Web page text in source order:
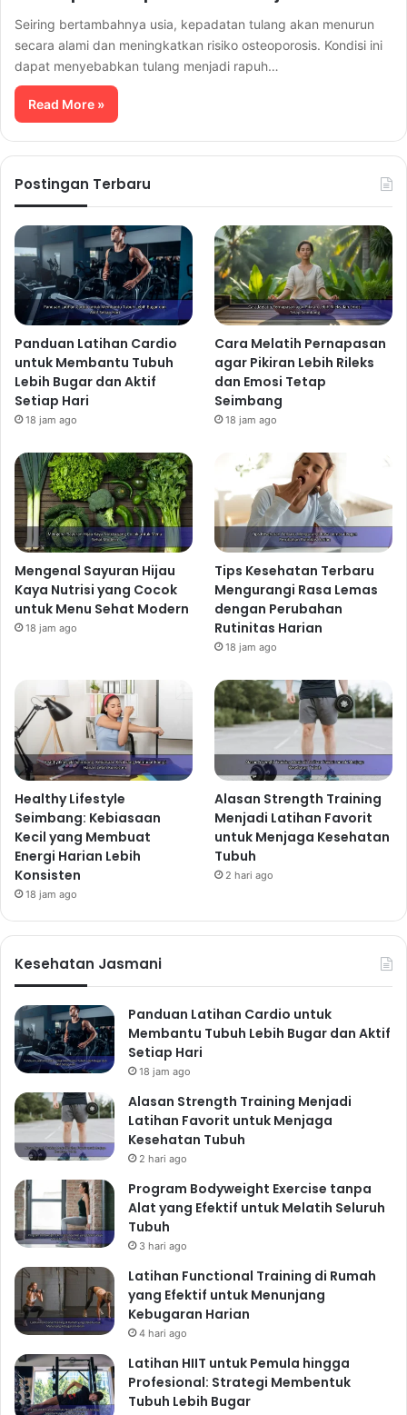
Seiring bertambahnya usia, kepadatan tulang akan menurun
secara alami dan meningkatkan risiko osteoporosis. Kondisi ini
dapat menyebabkan tulang menjadi rapuh…
Read More »
Postingan Terbaru
Panduan Latihan Cardio
untuk Membantu Tubuh
Lebih Bugar dan Aktif
Setiap Hari
18 jam ago
Cara Melatih Pernapasan
agar Pikiran Lebih Rileks
dan Emosi Tetap
Seimbang
18 jam ago
Mengenal Sayuran Hijau
Kaya Nutrisi yang Cocok
untuk Menu Sehat Modern
18 jam ago
Tips Kesehatan Terbaru
Mengurangi Rasa Lemas
dengan Perubahan
Rutinitas Harian
18 jam ago
Healthy Lifestyle
Seimbang: Kebiasaan
Kecil yang Membuat
Energi Harian Lebih
Konsisten
18 jam ago
Alasan Strength Training
Menjadi Latihan Favorit
untuk Menjaga Kesehatan
Tubuh
2 hari ago
Kesehatan Jasmani
Panduan Latihan Cardio untuk
Membantu Tubuh Lebih Bugar dan Aktif
Setiap Hari
18 jam ago
Alasan Strength Training Menjadi
Latihan Favorit untuk Menjaga
Kesehatan Tubuh
2 hari ago
Program Bodyweight Exercise tanpa
Alat yang Efektif untuk Melatih Seluruh
Tubuh
3 hari ago
Latihan Functional Training di Rumah
yang Efektif untuk Menunjang
Kebugaran Harian
4 hari ago
Latihan HIIT untuk Pemula hingga
Profesional: Strategi Membentuk
Tubuh Lebih Bugar